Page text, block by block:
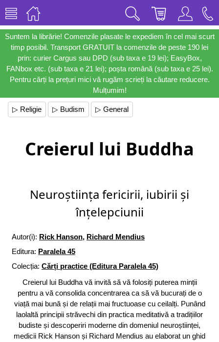
Suntem la librărie! Comenzile plasate le expediem în cel mai scurt
timp posibil. Transport GRATUIT la comenzile de peste 190 lei
prin: curier Cargus sau DPD (sub taxa e 19 lei); EasyBox,
FANbox etc. (sub taxa e 21 lei); poșta română (sub taxa e 25 lei).
Pentru cărți la prețuri mici vă rugăm scrieți la căutare reducere.
Mulțumim!
▷ Religie ▷ Budism ▷ General
Creierul lui Buddha
Neuroștiința fericirii, iubirii și
înțelepciunii
Autor(i): Rick Hanson, Richard Mendius
Editura: Paralela 45
Colecția: Cărți practice (Editura Paralela 45)
Creierul lui Buddha vă invită să vă folosiți puterea minții
pentru a vă consolida concentrarea ca să vă bucurați de o
viață mai bună și de relații mai fructuoase cu ceilalți. Punând
laolaltă principii străvechi din practica meditativă a tradițiilor
budiste și descoperiri moderne din domeniul neuroștiinței,
medicii Rick Hanson și Richard Mendius au elaborat un ghid